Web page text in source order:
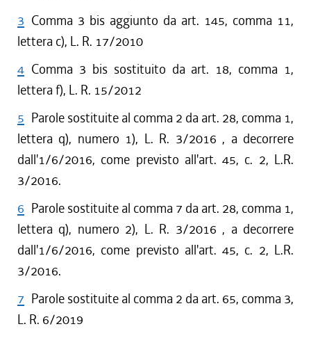
3 Comma 3 bis aggiunto da art. 145, comma 11,
lettera c), L. R. 17/2010
4 Comma 3 bis sostituito da art. 18, comma 1,
lettera f), L. R. 15/2012
5 Parole sostituite al comma 2 da art. 28, comma 1,
lettera q), numero 1), L. R. 3/2016 , a decorrere
dall'1/6/2016, come previsto all'art. 45, c. 2, L.R.
3/2016.
6 Parole sostituite al comma 7 da art. 28, comma 1,
lettera q), numero 2), L. R. 3/2016 , a decorrere
dall'1/6/2016, come previsto all'art. 45, c. 2, L.R.
3/2016.
7 Parole sostituite al comma 2 da art. 65, comma 3,
L. R. 6/2019